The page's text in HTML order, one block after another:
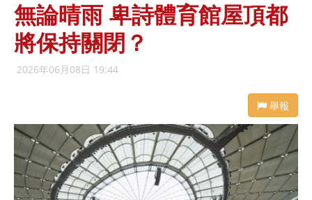
無論晴雨 卑詩體育館屋頂都
將保持關閉？
2026年06月08日 19:44
舉報